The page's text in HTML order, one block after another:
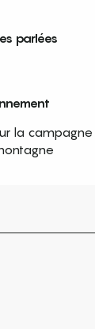
parlées
parlées
la campagne